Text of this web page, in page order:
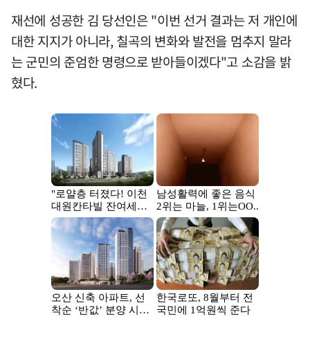
재선에 성공한 김 당선인은 "이번 선거 결과는 저 개인에
대한 지지가 아니라, 칠곡의 변화와 발전을 멈추지 말라
는 군민의 준엄한 명령으로 받아들이겠다"고 소감을 밝
혔다.